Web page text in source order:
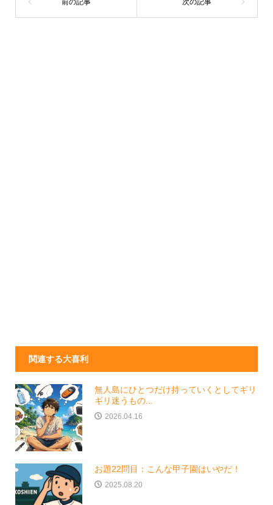
関連する大喜利
無人島にひとつだけ持っていくとしてギリ
ギリ迷うもの...
2026.04.16
お題22問目：こんな甲子園はいやだ！
2025.08.20